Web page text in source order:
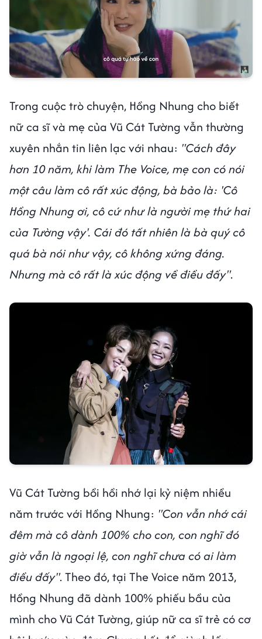
Trong cuộc trò chuyện, Hồng Nhung cho biết
nữ ca sĩ và mẹ của Vũ Cát Tường vẫn thường
xuyên nhắn tin liên lạc với nhau: "Cách đây
hơn 10 năm, khi làm The Voice, mẹ con có nói
một câu làm cô rất xúc động, bà bảo là: 'Cô
Hồng Nhung ơi, cô cứ như là người mẹ thứ hai
của Tường vậy'. Cái đó tất nhiên là bà quý cô
quá bà nói như vậy, cô không xứng đáng.
Nhưng mà cô rất là xúc động về điều đấy".
Vũ Cát Tường bồi hồi nhớ lại kỷ niệm nhiều
năm trước với Hồng Nhung: "Con vẫn nhớ cái
đêm mà cô dành 100% cho con, con nghĩ đó
giờ vẫn là ngoại lệ, con nghĩ chưa có ai làm
điều đấy". Theo đó, tại The Voice năm 2013,
Hồng Nhung đã dành 100% phiếu bầu của
mình cho Vũ Cát Tường, giúp nữ ca sĩ trẻ có cơ